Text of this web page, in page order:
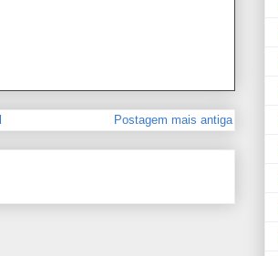
Postagem mais antiga